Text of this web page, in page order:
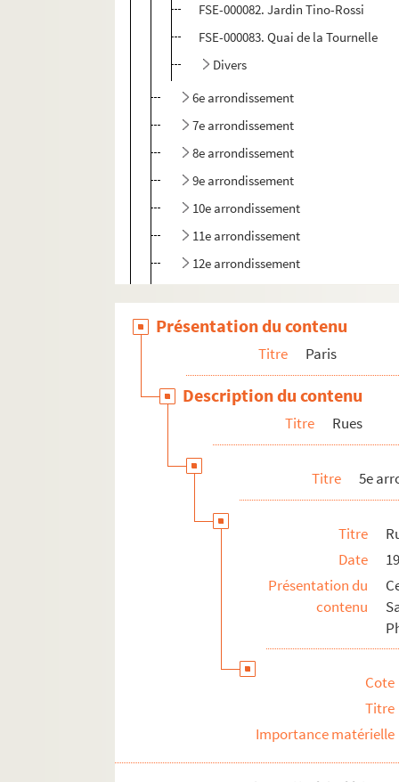
FSE-000082. Jardin Tino-Rossi
FSE-000083. Quai de la Tournelle
Divers
6e arrondissement
7e arrondissement
8e arrondissement
9e arrondissement
10e arrondissement
11e arrondissement
12e arrondissement
14e arrondissement
15e arrondissement
16e arrondissement
17e arrondissement
18e arrondissement
19e arrondissement
Bois, parcs et jardins
Marchés et abattoirs
Vie quotidienne
Présentation du contenu
Titre Paris
Description du contenu
Titre Rues
Titre 5e
Titre
Date
Présentation du
contenu
Cote
Titre
Importance matérielle